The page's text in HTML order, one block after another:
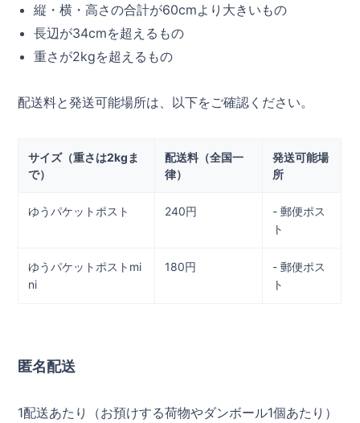
縦・横・高さの合計が60cmより大きいもの
長辺が34cmを超えるもの
重さが2kgを超えるもの
配送料と発送可能場所は、以下をご確認ください。
サイズ（重さは2kgま
で）
配送料（全国一
律）
発送可能場
所
ゆうパケットポスト 240円
- 郵便ポス
ト
ゆうパケットポストmi
ni
180円
- 郵便ポス
ト
匿名配送
1配送あたり（お預けする荷物やダンボール1個あたり）